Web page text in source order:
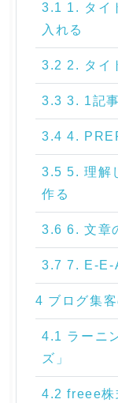
3.1 1. タイ
入れる
3.2 2. タイ
3.3 3. 1記
3.4 4.
3.5 5. 理解
作る
3.6 6. 文章
3.7 7. E-E-
4 ブログ集
4.1 ラーニ
ズ」
4.2 freee株